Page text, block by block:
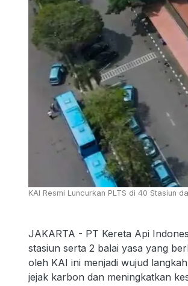
KAI Resmi Luncurkan PLTS di 40 Stasiun
JAKARTA - PT Kereta Api
stasiun serta 2 balai yasa yang
oleh KAI ini menjadi wujud
jejak karbon dan meningkatkan